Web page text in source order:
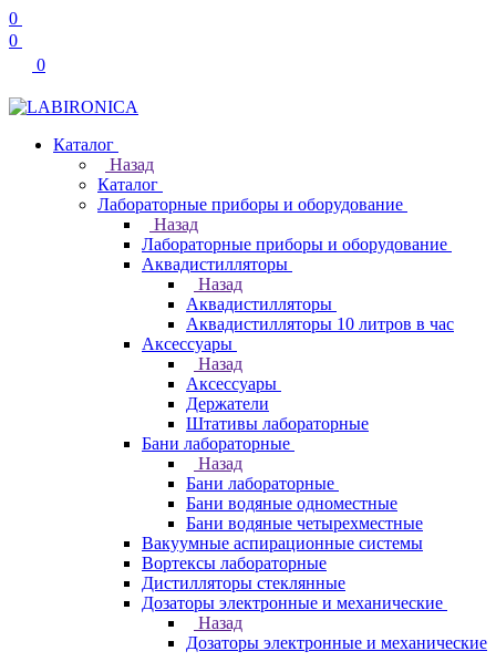
0
0
0
Каталог
Назад
Каталог
Лабораторные приборы и оборудование
Назад
Лабораторные приборы и оборудование
Аквадистилляторы
Назад
Аквадистилляторы
Аквадистилляторы 10 литров в час
Аксессуары
Назад
Аксессуары
Держатели
Штативы лабораторные
Бани лабораторные
Назад
Бани лабораторные
Бани водяные одноместные
Бани водяные четырехместные
Вакуумные аспирационные системы
Вортексы лабораторные
Дистилляторы стеклянные
Дозаторы электронные и механические
Назад
Дозаторы электронные и механические